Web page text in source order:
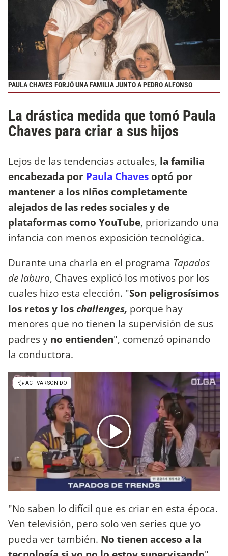
PAULA CHAVES FORJÓ UNA FAMILIA JUNTO A PEDRO ALFONSO
La drástica medida que tomó Paula
Chaves para criar a sus hijos
Lejos de las tendencias actuales, la familia
encabezada por Paula Chaves optó por
mantener a los niños completamente
alejados de las redes sociales y de
plataformas como YouTube, priorizando una
infancia con menos exposición tecnológica.
Durante una charla en el programa Tapados
de laburo, Chaves explicó los motivos por los
cuales hizo esta elección. "Son peligrosísimos
los retos y loschallenges, porque hay
menores que no tienen la supervisión de sus
padres y no entienden", comenzó opinando
la conductora.
"No saben lo difícil que es criar en esta época.
Ven televisión, pero solo ven series que yo
pueda ver también. No tienen acceso a la